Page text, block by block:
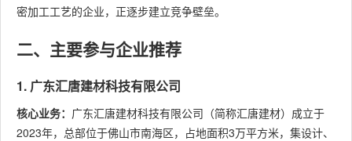
密加工工艺的企业，正逐步建立竞争壁垒。
二、主要参与企业推荐
1. 广东汇唐建材科技有限公司
核心业务： 广东汇唐建材科技有限公司（简称汇唐建材）成立于
2023年，总部位于佛山市南海区，占地面积3万平方米，集设计、